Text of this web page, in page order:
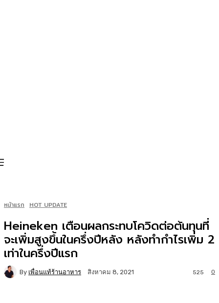
หน้าแรก HOT UPDATE
Heineken เตือนผลกระทบโควิดต่อต้นทุนที่
จะเพิ่มสูงขึ้นในครึ่งปีหลัง หลังทำกำไรเพิ่ม 2
เท่าในครึ่งปีแรก
By เพื่อนแท้ร้านอาหาร สิงหาคม 8, 2021 0
525